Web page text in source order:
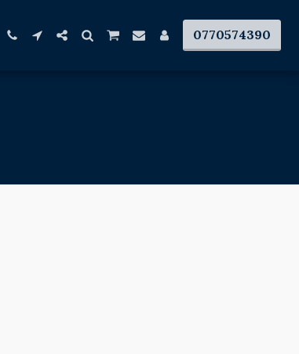
0770574390